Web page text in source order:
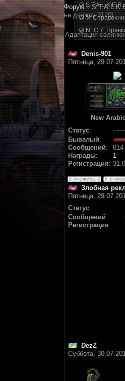
⚒
NLC 7.
Форум »
на движок 3120)
Адаптация
Denis-901
Пятница,
New
Статус:
Бывалый:
Сообщений:
814
Награды:
1
Регистрация:
Злобная
Пятница,
Статус:
Сообщений:
Регистрация:
DezZ
Суббота,